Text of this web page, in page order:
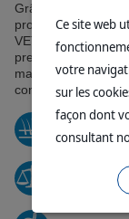
Grâce à son profil
protéines) et à une
VETERINARY HPM
prendre soin de
manière dont vous
contribuer à le
BEAUTÉ
Ce site web
votre
sur les
façon dont
consultant